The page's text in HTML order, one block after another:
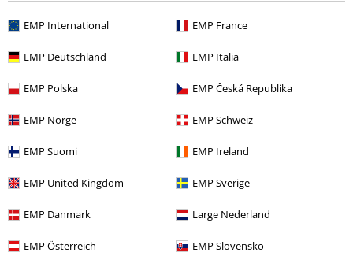
EMP International EMP France
EMP Deutschland EMP Italia
EMP Polska EMP Česká Republika
EMP Norge EMP Schweiz
EMP Suomi EMP Ireland
EMP United Kingdom EMP Sverige
EMP Danmark Large Nederland
EMP Österreich EMP Slovensko
Siste besøk